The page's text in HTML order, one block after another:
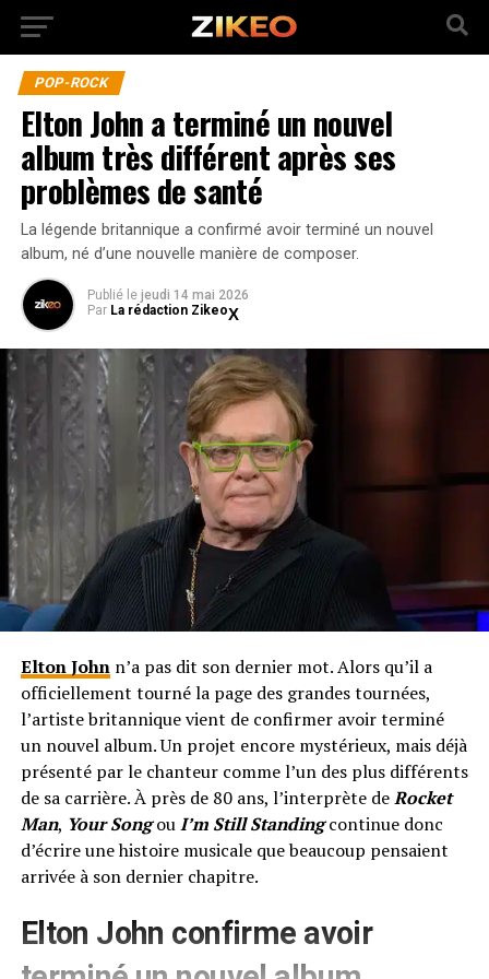
POP-ROCK
Elton John a terminé un nouvel
album très différent après ses
problèmes de santé
La légende britannique a confirmé avoir terminé un nouvel
album, né d’une nouvelle manière de composer.
Publié le jeudi 14 mai 2026
Par La rédaction Zikeo
Elton Johnn’a pas dit son dernier mot. Alors qu’il a
officiellement tourné la page des grandes tournées,
l’artiste britannique vient de confirmer avoir terminé
un nouvel album. Un projet encore mystérieux, mais déjà
présenté par le chanteur comme l’un des plus différents
de sa carrière. À près de 80 ans, l’interprète deRocket
Man, Your SongouI’m Still Standingcontinue donc
d’écrire une histoire musicale que beaucoup pensaient
arrivée à son dernier chapitre.
Elton John confirme avoir